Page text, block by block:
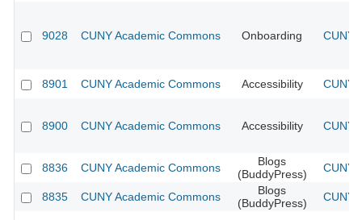
9028 CUNY Academic Commons Onboarding CUNY
8901 CUNY Academic Commons Accessibility CUNY
8900 CUNY Academic Commons Accessibility CUNY
8836 CUNY Academic Commons
Blogs
(BuddyPress)
CUNY
8835 CUNY Academic Commons
Blogs
(BuddyPress)
CUNY